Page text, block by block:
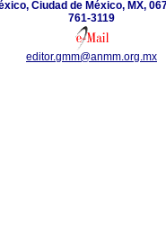
Ciudad de México, MX,
761-3119
editor.gmm@anmm.org.mx